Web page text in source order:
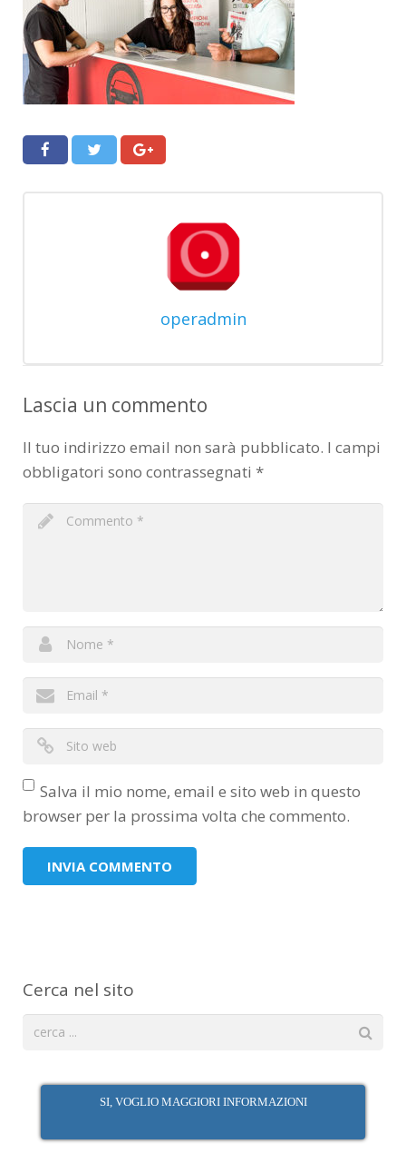
operadmin
Lascia un commento
Il tuo indirizzo email non sarà pubblicato. I campi
obbligatori sono contrassegnati *
Salva il mio nome, email e sito web in questo
browser per la prossima volta che commento.
Cerca nel sito
SI, VOGLIO MAGGIORI INFORMAZIONI